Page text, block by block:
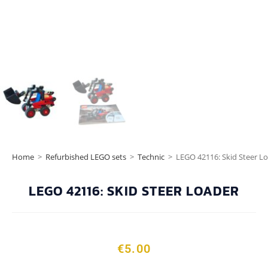
Home > Refurbished LEGO sets > Technic > LEGO 42116: Skid Steer
LEGO 42116: SKID STEER LOADER
€5.00